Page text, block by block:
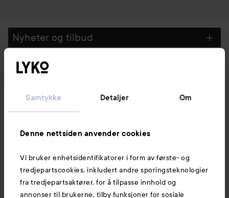
Samtykke Detaljer Om
Denne nettsiden anvender cookies
Vi bruker enhetsidentifikatorer i form av første- og
tredjepartscookies, inkludert andre sporingsteknologier
fra tredjepartsaktører, for å tilpasse innhold og
annonser til brukerne, tilby funksjoner for sosiale
Nyheter og tilbud
Følg oss
Kundeservice
Også av interesse